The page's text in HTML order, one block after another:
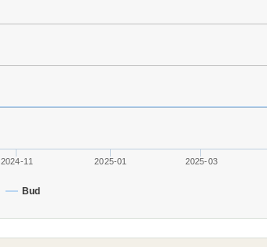
Bud
2024-11 2025-01 2025-03